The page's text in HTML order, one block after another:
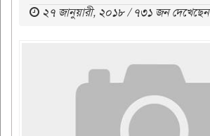
২৭ জানুয়ারী, ২০১৮ / ৭৩১ জন দেখেছেন